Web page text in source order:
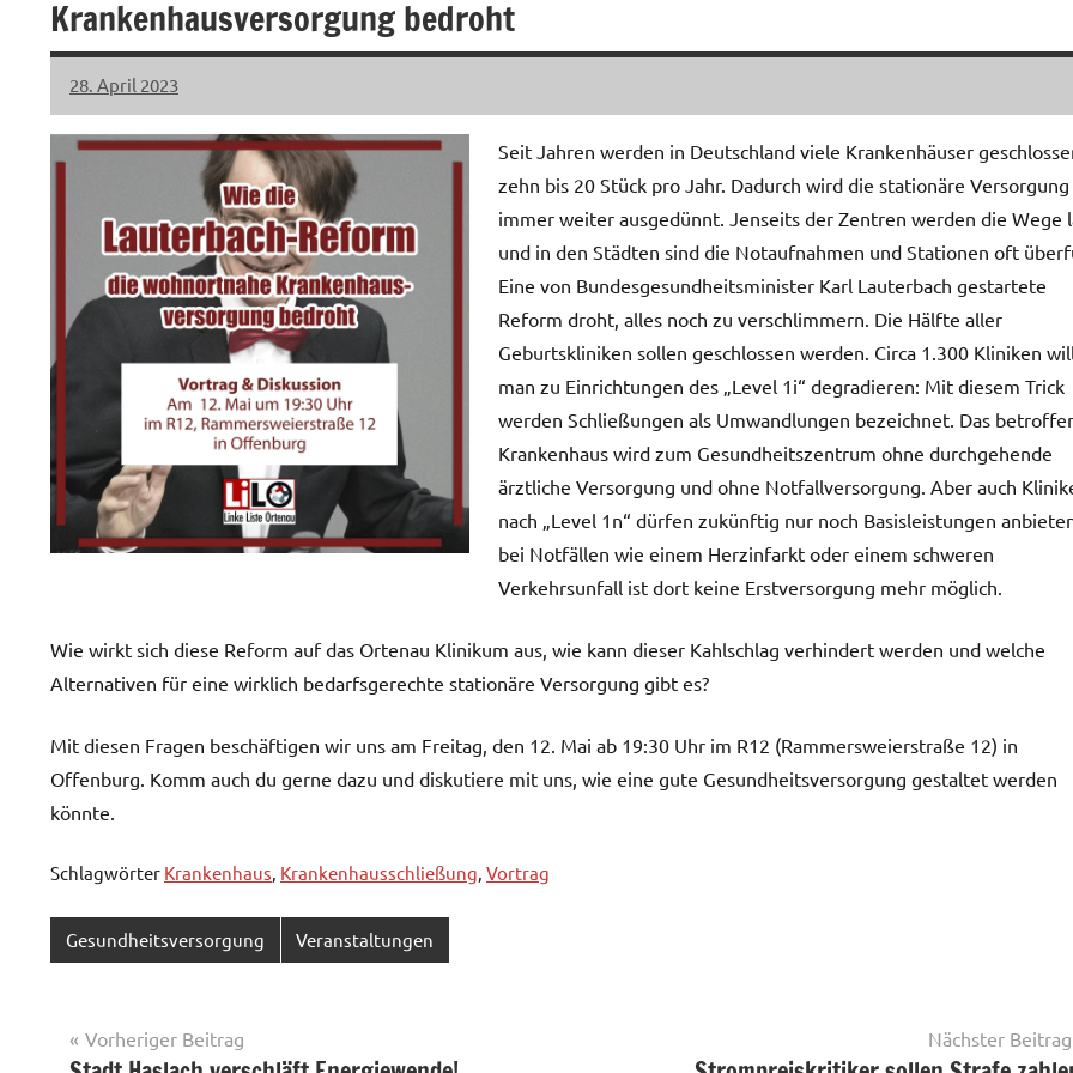
Krankenhausversorgung bedroht
28. April 2023
LiLO
Keine
Kommentare
Seit Jahren werden in Deutschland viele Krankenhäuser
zehn bis 20 Stück pro Jahr. Dadurch wird die stationäre Versorgung
immer weiter ausgedünnt. Jenseits der Zentren werden die Wege
und in den Städten sind die Notaufnahmen und Stationen oft
Eine von Bundesgesundheitsminister Karl Lauterbach gestartete
Reform droht, alles noch zu verschlimmern. Die Hälfte aller
Geburtskliniken sollen geschlossen werden. Circa 1.300 Kliniken
man zu Einrichtungen des „Level 1i“ degradieren: Mit diesem Trick
werden Schließungen als Umwandlungen bezeichnet. Das
Krankenhaus wird zum Gesundheitszentrum ohne durchgehende
ärztliche Versorgung und ohne Notfallversorgung. Aber auch
nach „Level 1n“ dürfen zukünftig nur noch Basisleistungen
bei Notfällen wie einem Herzinfarkt oder einem schweren
Verkehrsunfall ist dort keine Erstversorgung mehr möglich.
Wie wirkt sich diese Reform auf das Ortenau Klinikum aus, wie kann dieser Kahlschlag verhindert werden und welche
Alternativen für eine wirklich bedarfsgerechte stationäre Versorgung gibt es?
Mit diesen Fragen beschäftigen wir uns am Freitag, den 12. Mai ab 19:30 Uhr im R12 (Rammersweierstraße 12) in
Offenburg. Komm auch du gerne dazu und diskutiere mit uns, wie eine gute Gesundheitsversorgung gestaltet werden
könnte.
Schlagwörter Krankenhaus Krankenhausschließung Vortrag
Gesundheitsversorgung Veranstaltungen
Vorheriger Beitrag Nächster Beitrag